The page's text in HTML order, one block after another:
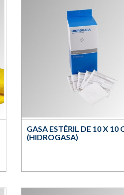
GASA ESTÉRIL DE 10 X 10
(HIDROGASA)